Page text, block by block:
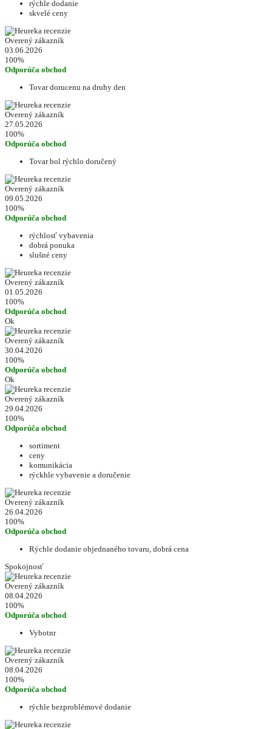
rýchle dodanie
skvelé ceny
Overený zákazník
03.06.2026
100%
Odporúča obchod
Tovar dorucenu na druhy den
Overený zákazník
27.05.2026
100%
Odporúča obchod
Tovar bol rýchlo doručený
Overený zákazník
09.05.2026
100%
Odporúča obchod
rýchlosť vybavenia
dobrá ponuka
slušné ceny
Overený zákazník
01.05.2026
100%
Odporúča obchod
Ok
Overený zákazník
30.04.2026
100%
Odporúča obchod
Ok
Overený zákazník
29.04.2026
100%
Odporúča obchod
sortiment
ceny
komunikácia
rýckhle vybavenie a doručenie
Overený zákazník
26.04.2026
100%
Odporúča obchod
Rýchle dodanie objednaného tovaru, dobrá cena
Spokojnosť
Overený zákazník
08.04.2026
100%
Odporúča obchod
Vybotnr
Overený zákazník
08.04.2026
100%
Odporúča obchod
rýchle bezproblémové dodanie